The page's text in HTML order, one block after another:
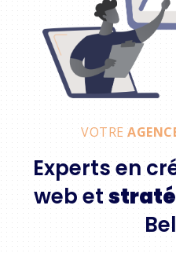
VOTRE
Experts en
web et